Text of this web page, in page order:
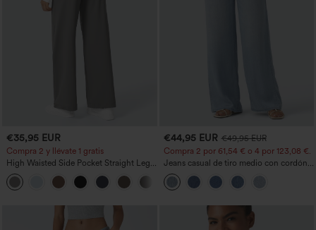
€35,95 EUR
Compra 2 y llévate 1 gratis
High Waisted Side Pocket Straight Leg
Work Pants
+23
€44,95 EUR €49,95 EUR
Compra 2 por 61,54 € o 4 por 123,08 €.
Jeans casual de tiro medio con cordón y
bolsillos